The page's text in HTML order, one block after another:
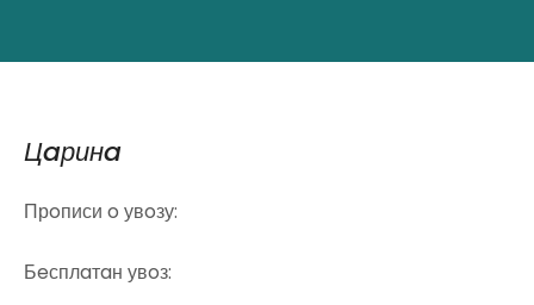
Цaринa
Прoписи o увoзу:
Бeсплaтaн увoз: